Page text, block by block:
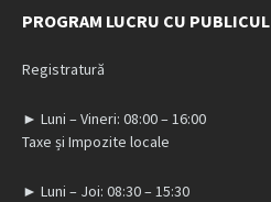
PROGRAM LUCRU CU PUBLICUL
Registratură
► Luni – Vineri: 08:00 – 16:00
Taxe și Impozite locale
► Luni – Joi: 08:30 – 15:30